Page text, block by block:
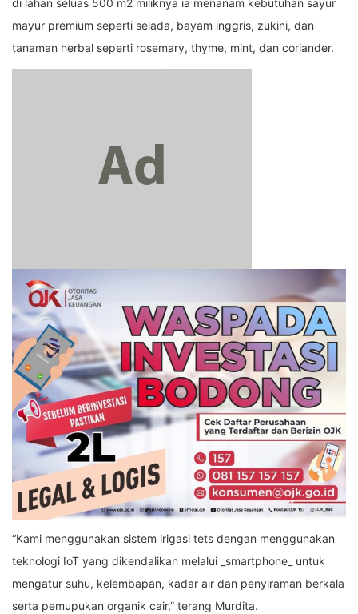
di lahan seluas 500 m2 miliknya ia menanam kebutuhan sayur
mayur premium seperti selada, bayam inggris, zukini, dan
tanaman herbal seperti rosemary, thyme, mint, dan coriander.
“Kami menggunakan sistem irigasi tets dengan menggunakan
teknologi IoT yang dikendalikan melalui _smartphone_ untuk
mengatur suhu, kelembapan, kadar air dan penyiraman berkala
serta pemupukan organik cair,” terang Murdita.